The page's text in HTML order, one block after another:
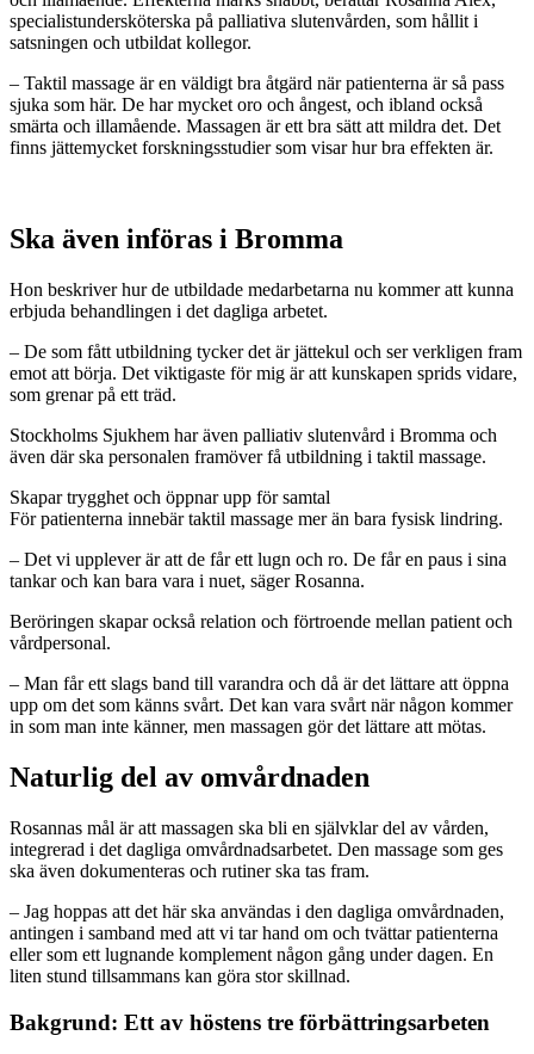
specialistundersköterska på palliativa slutenvården, som hållit i
satsningen och utbildat kollegor.
– Taktil massage är en väldigt bra åtgärd när patienterna är så pass
sjuka som här. De har mycket oro och ångest, och ibland också
smärta och illamående. Massagen är ett bra sätt att mildra det. Det
finns jättemycket forskningsstudier som visar hur bra effekten är.
Ska även införas i Bromma
Hon beskriver hur de utbildade medarbetarna nu kommer att kunna
erbjuda behandlingen i det dagliga arbetet.
– De som fått utbildning tycker det är jättekul och ser verkligen fram
emot att börja. Det viktigaste för mig är att kunskapen sprids vidare,
som grenar på ett träd.
Stockholms Sjukhem har även palliativ slutenvård i Bromma och
även där ska personalen framöver få utbildning i taktil massage.
Skapar trygghet och öppnar upp för samtal
För patienterna innebär taktil massage mer än bara fysisk lindring.
– Det vi upplever är att de får ett lugn och ro. De får en paus i sina
tankar och kan bara vara i nuet, säger Rosanna.
Beröringen skapar också relation och förtroende mellan patient och
vårdpersonal.
– Man får ett slags band till varandra och då är det lättare att öppna
upp om det som känns svårt. Det kan vara svårt när någon kommer
in som man inte känner, men massagen gör det lättare att mötas.
Naturlig del av omvårdnaden
Rosannas mål är att massagen ska bli en självklar del av vården,
integrerad i det dagliga omvårdnadsarbetet. Den massage som ges
ska även dokumenteras och rutiner ska tas fram.
– Jag hoppas att det här ska användas i den dagliga omvårdnaden,
antingen i samband med att vi tar hand om och tvättar patienterna
eller som ett lugnande komplement någon gång under dagen. En
liten stund tillsammans kan göra stor skillnad.
Bakgrund: Ett av höstens tre förbättringsarbeten